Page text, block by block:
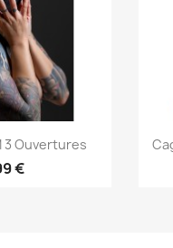
rapide
3 Ouvertures
€